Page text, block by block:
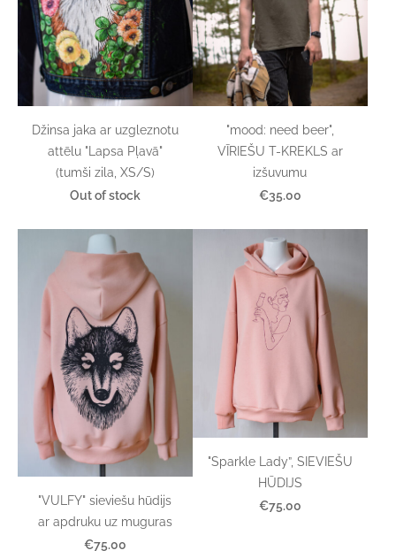
Džinsa jaka ar uzgleznotu
attēlu "Lapsa Pļavā"
(tumši zila, XS/S)
Out of stock
"mood: need beer",
VĪRIEŠU T-KREKLS ar
izšuvumu
€35.00
"VULFY" sieviešu hūdijs
ar apdruku uz muguras
€75.00
"Sparkle Lady”, SIEVIEŠU
HŪDIJS
€75.00